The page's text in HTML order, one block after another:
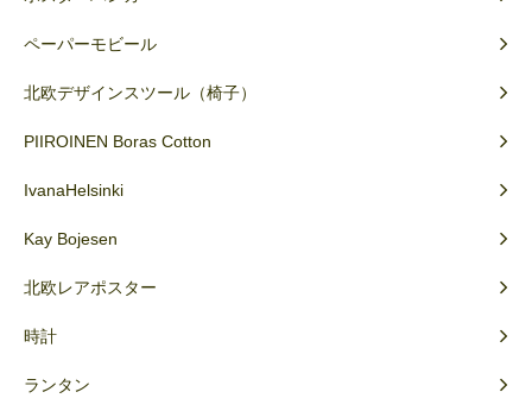
ペーパーモビール
北欧デザインスツール（椅子）
PIIROINEN Boras Cotton
IvanaHelsinki
Kay Bojesen
北欧レアポスター
時計
ランタン